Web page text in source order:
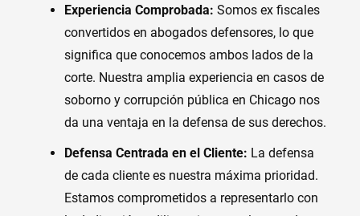
Experiencia Comprobada: Somos ex fiscales
convertidos en abogados defensores, lo que
significa que conocemos ambos lados de la
corte. Nuestra amplia experiencia en casos de
soborno y corrupción pública en Chicago nos
da una ventaja en la defensa de sus derechos.
Defensa Centrada en el Cliente: La defensa
de cada cliente es nuestra máxima prioridad.
Estamos comprometidos a representarlo con